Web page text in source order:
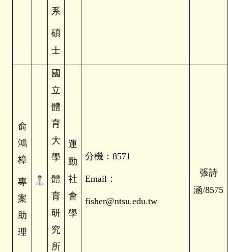
系
碩
士
俞
鴻
樟
專
案
助
理
國
立
體
育
大
學
體
育
研
究
所
運
動
社
會
學
分機：8571
Email ：
fisher@ntsu.edu.tw
張詩
涵/8575